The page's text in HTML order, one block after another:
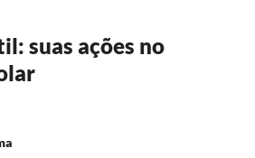
suas ações no